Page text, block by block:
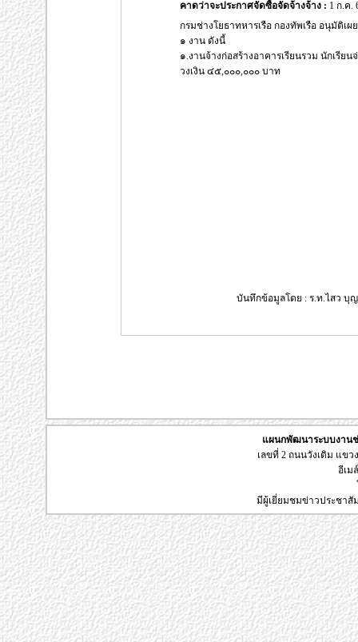
คาดว่าจะประกาศจัดซื้อจัดจ้างจ้าง : 1 ก.ค.
กรมช่างโยธาทหารเรือ กองทัพเรือ อนุมัติ
๑ งาน ดังนี้
๑.งานจ้างก่อสร้างอาคารเรียนรวม นักเรีย
วงเงิน ๔๕,๐๐๐,๐๐๐ บาท
บันทึกข้อมูลโดย : ร.ท.ไสว บุญ
แผนกพัฒนาระบบงานช่
เลขที่ 2 ถนนวังเดิม แขว
อีเม
มีผู้เยี่ยมชมข่าวประชา